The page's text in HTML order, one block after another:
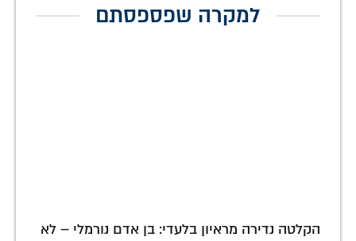
למקרה שפספסתם
הקלטה נדירה מראיון בלעדי: בן אדם נורמלי – לא